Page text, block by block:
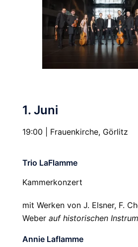
1. Juni
19:00 | Frauenkirche, Görlitz
Trio LaFlamme
Kammerkonzert
mit Werken von J. Elsner, F.
Weber auf historischen
Annie Laflamme